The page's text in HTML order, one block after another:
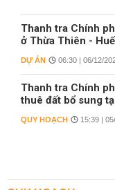
Thanh tra Chính
ở Thừa Thiên - Huế
DỰ ÁN 06:30 | 06/12/
Thanh tra Chính
thuê đất bổ sung
QUY HOẠCH 15:39 |